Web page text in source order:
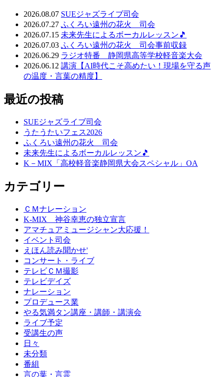
2026.08.07 SUEジャズライブ司会
2026.07.27 ふくろい遠州の花火 司会
2026.07.15 未来先生によるボーカルレッスン🎵
2026.07.03 ふくろい遠州の花火 司会事前収録
2026.06.29 ラジオ特番 静岡県高等学校軽音楽大会
2026.06.12 講演【AI時代こそ高めたい！現場を守る声
の温度・言葉の精度】
最近の投稿
SUEジャズライブ司会
うたうたいフェス2026
ふくろい遠州の花火 司会
未来先生によるボーカルレッスン🎵
K－MIX「高校軽音楽静岡県大会スペシャル」OA
カテゴリー
ＣＭナレーション
K-MIX 神谷幸恵の独立宣言
アマチュアミュージシャン大応援！
イベント司会
えほん読み聞かせ'
コンサート・ライブ
テレビＣＭ撮影
テレビデイズ
ナレーション
プロデュース業
やる気満タン講座・講師・講演会
ライブ予定
受講生の声
日々
未分類
番組
言の葉・言霊